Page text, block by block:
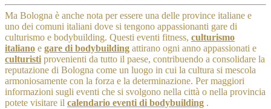
Ma Bologna è anche nota per essere una delle province italiane e
uno dei comuni italiani dove si tengono appassionanti gare di
culturismo e bodybuilding. Questi eventi fitness, culturismo
italiano e gare di bodybuilding attirano ogni anno appassionati e
culturisti provenienti da tutto il paese, contribuendo a consolidare la
reputazione di Bologna come un luogo in cui la cultura si mescola
armoniosamente con la forza e la determinazione. Per maggiori
informazioni sugli eventi che si svolgono nella città o nella provincia
potete visitare il calendario eventi di bodybuilding .